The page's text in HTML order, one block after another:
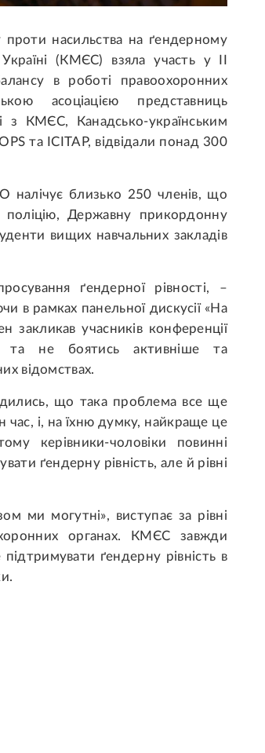
проти насильства на ґендерному
(КМЄС) взяла участь у ІІ
в роботі правоохоронних
асоціацією представниць
з КМЄС, Канадсько-українським
та ICITAP, відвідали понад 300
налічує близько 250 членів, що
поліцію, Державну прикордонну
вищих навчальних закладів
ґендерної рівності, –
в рамках панельної дискусії «На
закликав учасників конференції
та не боятись активніше та
відомствах.
що така проблема все ще
час, і, на їхню думку, найкраще це
керівники-чоловіки повинні
ґендерну рівність, але й рівні
ми могутні», виступає за рівні
органах. КМЄС завжди
ґендерну рівність в